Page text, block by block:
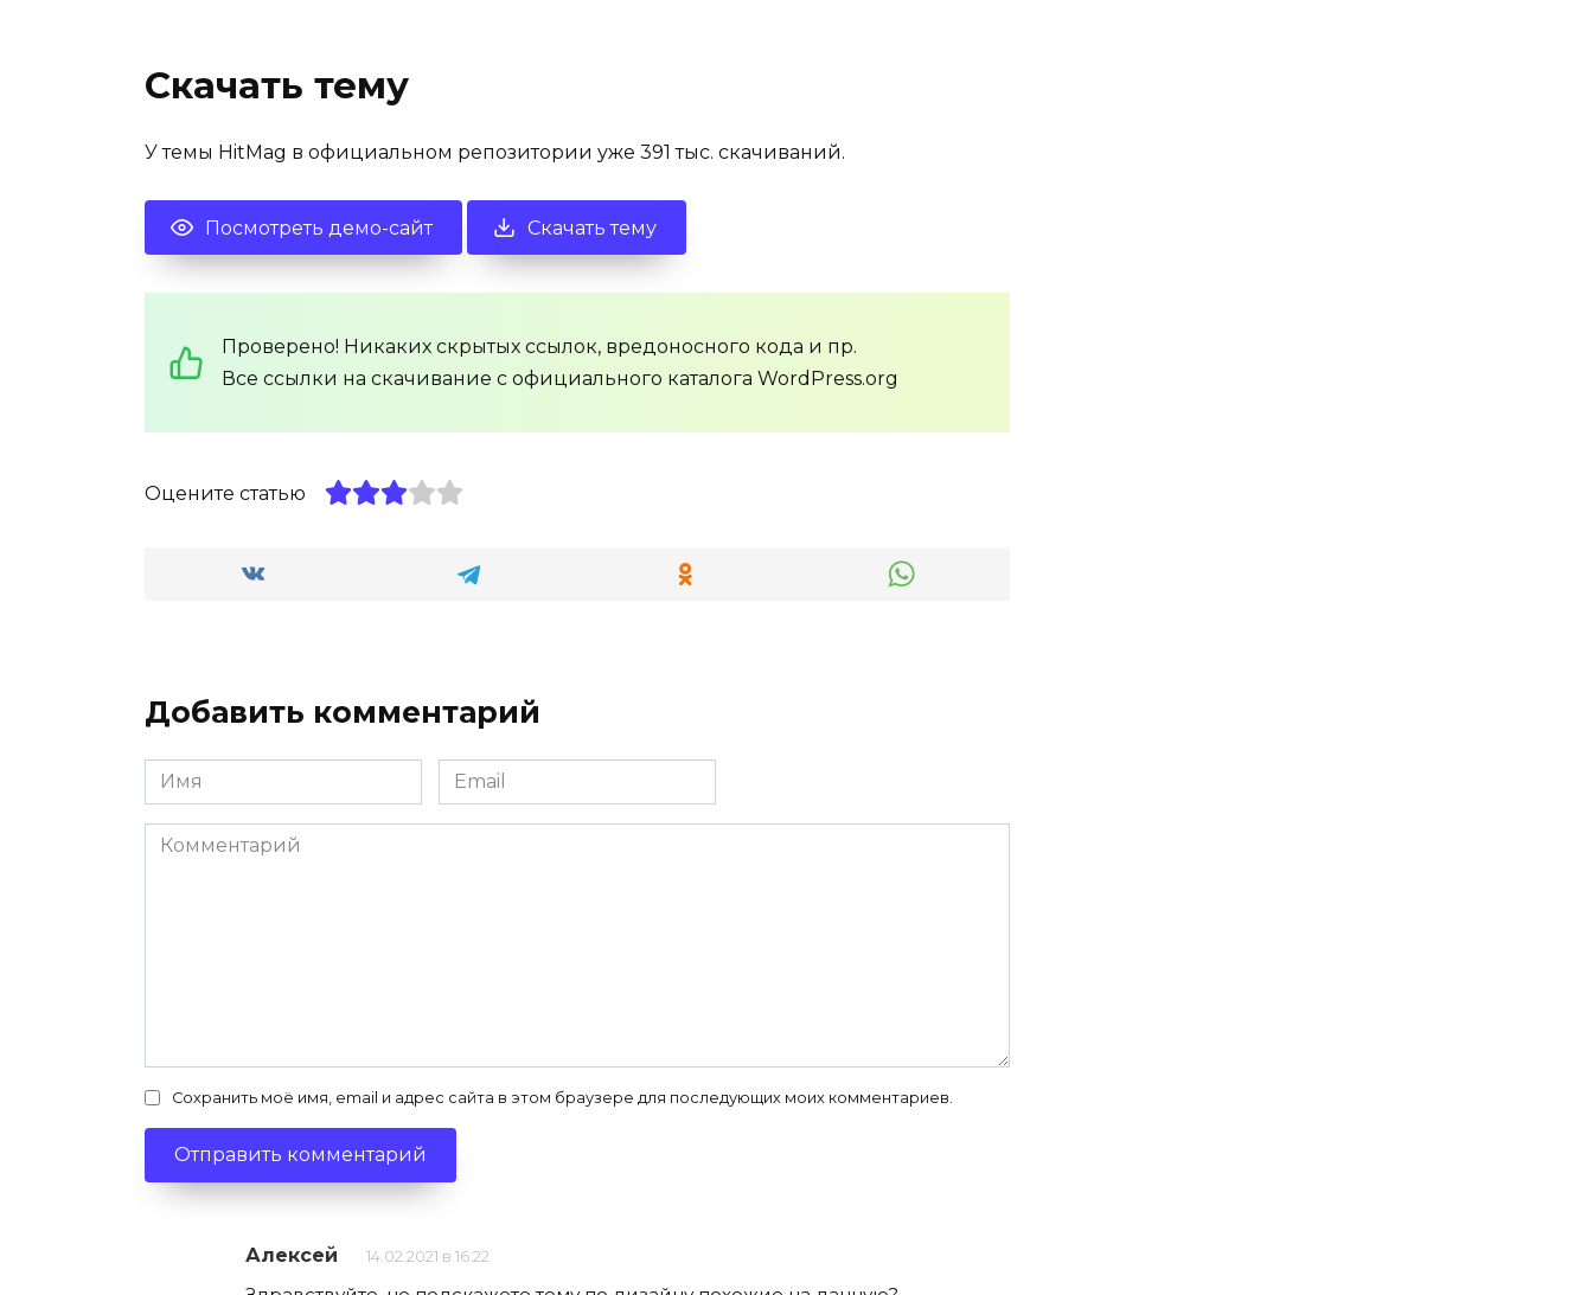
Скачать тему
У темы HitMag в официальном репозитории уже 391 тыс. скачиваний.
Посмотреть демо-сайт Скачать тему
Проверено! Никаких скрытых ссылок, вредоносного кода и пр.
Все ссылки на скачивание с официального каталога WordPress.org
Оцените статью
Добавить комментарий
Имя
*
Email
*
Комментарий
Сохранить моё имя, email и адрес сайта в этом браузере для последующих моих комментариев.
Алексей 14.02.2021 в 16:22